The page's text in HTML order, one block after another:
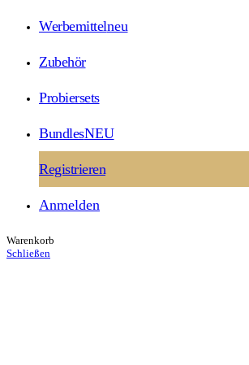
Werbemittelneu
Zubehör
Probiersets
BundlesNEU
Registrieren
Anmelden
Warenkorb
Schließen